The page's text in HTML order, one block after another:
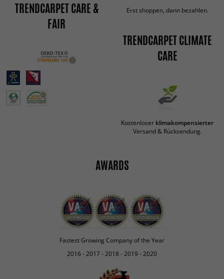
TRENDCARPET CARE &
FAIR
Erst shoppen, dann bezahlen.
TRENDCARPET CLIMATE
CARE
Kostenloser klimakompensierter
Versand & Rücksendung.
AWARDS
Fastest Growing Company of the Year
2016 - 2017 - 2018 - 2019 - 2020